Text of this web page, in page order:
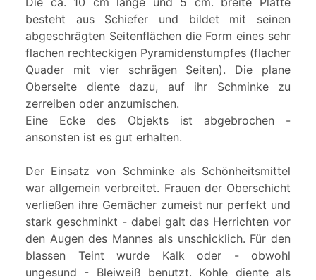
besteht aus Schiefer und bildet mit seinen
abgeschrägten Seitenflächen die Form eines sehr
flachen rechteckigen Pyramidenstumpfes (flacher
Quader mit vier schrägen Seiten). Die plane
Oberseite diente dazu, auf ihr Schminke zu
zerreiben oder anzumischen.
Eine Ecke des Objekts ist abgebrochen -
ansonsten ist es gut erhalten.
Der Einsatz von Schminke als Schönheitsmittel
war allgemein verbreitet. Frauen der Oberschicht
verließen ihre Gemächer zumeist nur perfekt und
stark geschminkt - dabei galt das Herrichten vor
den Augen des Mannes als unschicklich. Für den
blassen Teint wurde Kalk oder - obwohl
ungesund - Bleiweiß benutzt. Kohle diente als